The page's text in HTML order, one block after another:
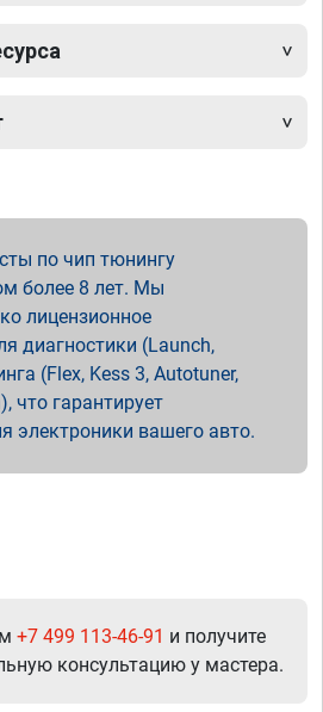
по чип тюнингу
более 8 лет. Мы
лицензионное
диагностики (Launch,
(Flex, Kess 3, Autotuner,
что гарантирует
электроники вашего авто.
+7 499 113-46-91 и получите
консультацию у мастера.